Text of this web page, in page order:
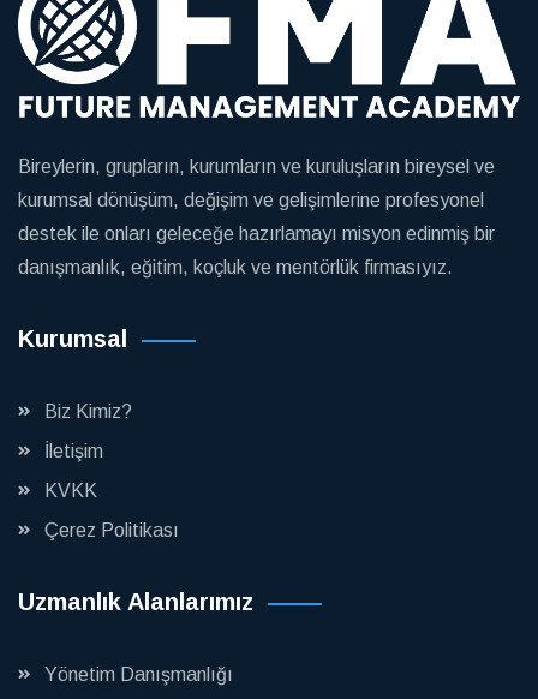
Bireylerin, grupların, kurumların ve kuruluşların bireysel ve
kurumsal dönüşüm, değişim ve gelişimlerine profesyonel
destek ile onları geleceğe hazırlamayı misyon edinmiş bir
danışmanlık, eğitim, koçluk ve mentörlük firmasıyız.
Kurumsal
Biz Kimiz?
İletişim
KVKK
Çerez Politikası
Uzmanlık Alanlarımız
Yönetim Danışmanlığı